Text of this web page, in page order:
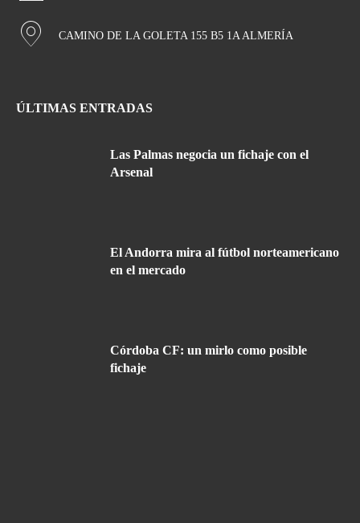
CAMINO DE LA GOLETA 155 B5 1A ALMERÍA
ÚLTIMAS ENTRADAS
Las Palmas negocia un fichaje con el
Arsenal
El Andorra mira al fútbol norteamericano
en el mercado
Córdoba CF: un mirlo como posible
fichaje